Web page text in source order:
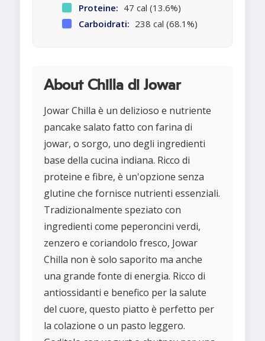
Proteine: 47 cal (13.6%)
Carboidrati: 238 cal (68.1%)
About Chilla di Jowar
Jowar Chilla è un delizioso e nutriente
pancake salato fatto con farina di
jowar, o sorgo, uno degli ingredienti
base della cucina indiana. Ricco di
proteine e fibre, è un'opzione senza
glutine che fornisce nutrienti essenziali.
Tradizionalmente speziato con
ingredienti come peperoncini verdi,
zenzero e coriandolo fresco, Jowar
Chilla non è solo saporito ma anche
una grande fonte di energia. Ricco di
antiossidanti e benefico per la salute
del cuore, questo piatto è perfetto per
la colazione o un pasto leggero.